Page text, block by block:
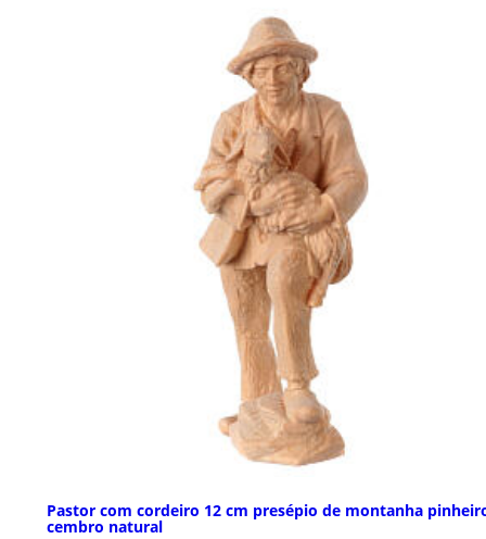
Pastor com cordeiro 12 cm presépio de montanha
cembro natural